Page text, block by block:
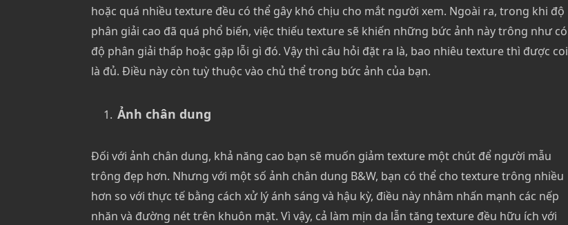
hoặc quá nhiều texture đều có thể gây khó chịu cho mắt người xem. Ngoài ra, trong khi độ
phân giải cao đã quá phổ biến, việc thiếu texture sẽ khiến những bức ảnh này trông như có
độ phân giải thấp hoặc gặp lỗi gì đó. Vậy thì câu hỏi đặt ra là, bao nhiêu texture thì được coi
là đủ. Điều này còn tuỳ thuộc vào chủ thể trong bức ảnh của bạn.
Ảnh chân dung
Đối với ảnh chân dung, khả năng cao bạn sẽ muốn giảm texture một chút để người mẫu
trông đẹp hơn. Nhưng với một số ảnh chân dung B&W, bạn có thể cho texture trông nhiều
hơn so với thực tế bằng cách xử lý ánh sáng và hậu kỳ, điều này nhằm nhấn mạnh các nếp
nhăn và đường nét trên khuôn mặt. Vì vậy, cả làm mịn da lẫn tăng texture đều hữu ích với